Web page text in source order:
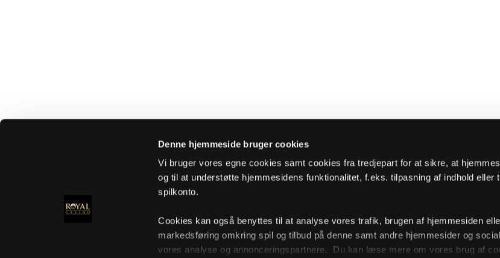
Denne hjemmeside bruger cookies
Vi bruger vores egne cookies samt cookies fra tredjepart for at sikre, at
og til at understøtte hjemmesidens funktionalitet, f.eks. tilpasning af indhold eller
spilkonto.
Cookies kan også benyttes til at analyse vores trafik, brugen af hjemmesiden
markedsføring omkring spil og tilbud på denne samt andre hjemmesider og
vores analyse og annonceringspartnere. Du kan læse mere om vores brug af